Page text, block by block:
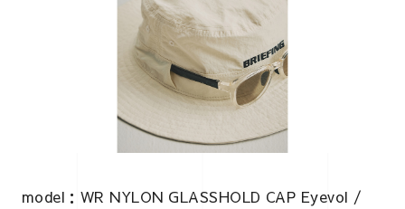
model：WR NYLON GLASSHOLD CAP Eyevol /